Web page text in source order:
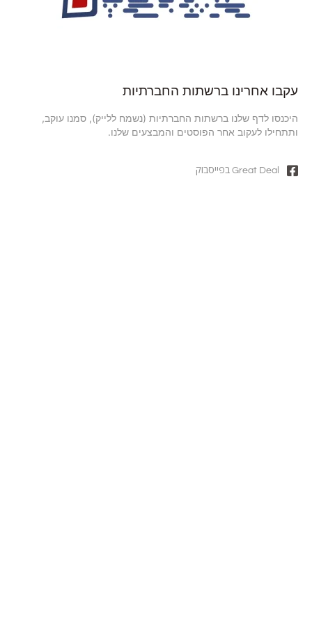
עקבו אחרינו ברשתות החברתיות
היכנסו לדף שלנו ברשתות החברתיות (נשמח ללייק), סמנו עוקב,
ותתחילו לעקוב אחר הפוסטים והמבצעים שלנו.
Great Deal בפייסבוק